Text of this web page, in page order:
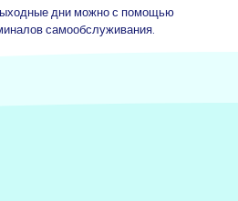
дни можно с помощью
самообслуживания.